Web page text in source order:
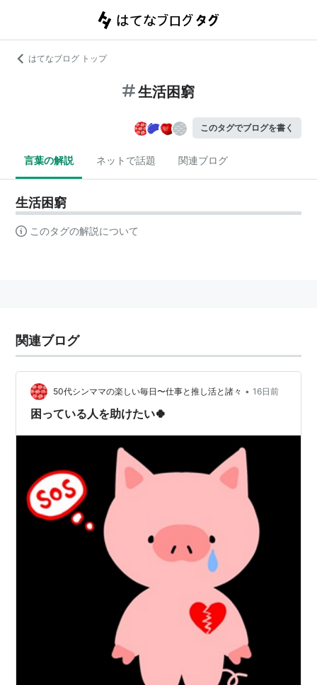
はてなブログ トップ
生活困窮
このタグでブログを書く
言葉の解説 ネットで話題 関連ブログ
生活困窮
このタグの解説について
関連ブログ
50代シンママの楽しい毎日〜仕事と推し活と諸々 • 16日前
困っている人を助けたい🍀